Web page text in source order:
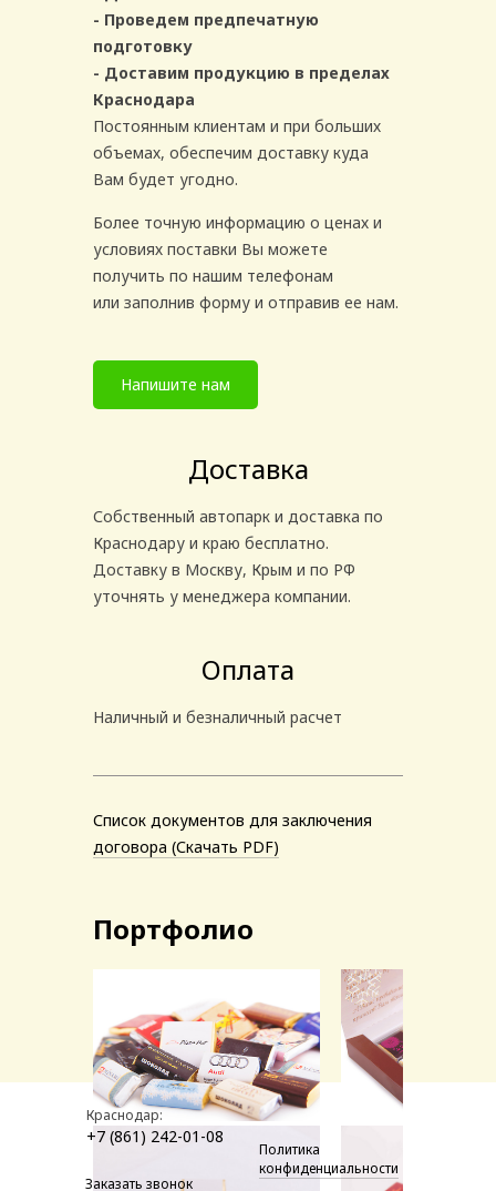
- Проведем предпечатную
подготовку
- Доставим продукцию в пределах
Краснодара
Постоянным клиентам и при больших
объемах, обеспечим доставку куда
Вам будет угодно.
Более точную информацию о ценах и
условиях поставки Вы можете
получить по нашим телефонам
или заполнив форму и отправив ее нам.
Напишите нам
Доставка
Собственный автопарк и доставка по
Краснодару и краю бесплатно.
Доставку в Москву, Крым и по РФ
уточнять у менеджера компании.
Оплата
Наличный и безналичный расчет
Список документов для заключения
договора (Скачать PDF)
Портфолио
Краснодар:
+7 (861) 242-01-08
Заказать звонок
Политика
конфиденциальности